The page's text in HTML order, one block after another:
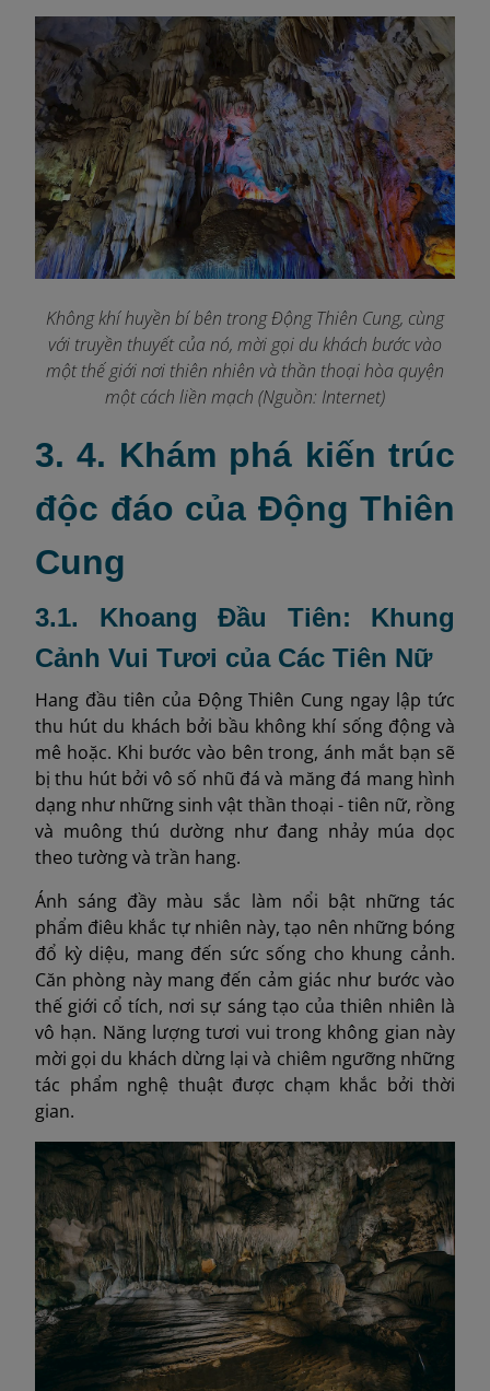
Không khí huyền bí bên trong Động Thiên Cung, cùng
với truyền thuyết của nó, mời gọi du khách bước vào
một thế giới nơi thiên nhiên và thần thoại hòa quyện
một cách liền mạch (Nguồn: Internet)
3. 4. Khám phá kiến trúc
độc đáo của Động Thiên
Cung
3.1. Khoang Đầu Tiên: Khung
Cảnh Vui Tươi của Các Tiên Nữ
Hang đầu tiên của Động Thiên Cung ngay lập tức
thu hút du khách bởi bầu không khí sống động và
mê hoặc. Khi bước vào bên trong, ánh mắt bạn sẽ
bị thu hút bởi vô số nhũ đá và măng đá mang hình
dạng như những sinh vật thần thoại - tiên nữ, rồng
và muông thú dường như đang nhảy múa dọc
theo tường và trần hang.
Ánh sáng đầy màu sắc làm nổi bật những tác
phẩm điêu khắc tự nhiên này, tạo nên những bóng
đổ kỳ diệu, mang đến sức sống cho khung cảnh.
Căn phòng này mang đến cảm giác như bước vào
thế giới cổ tích, nơi sự sáng tạo của thiên nhiên là
vô hạn. Năng lượng tươi vui trong không gian này
mời gọi du khách dừng lại và chiêm ngưỡng những
tác phẩm nghệ thuật được chạm khắc bởi thời
gian.